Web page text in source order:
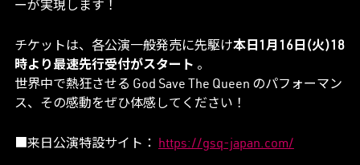
ーが実現します！
チケットは、各公演一般発売に先駆け本日1月16日(火)18
時より最速先行受付がスタート 。
世界中で熱狂させる God Save The Queen のパフォーマン
ス、その感動をぜひ体感してください！
■来日公演特設サイト： https://gsq-japan.com/